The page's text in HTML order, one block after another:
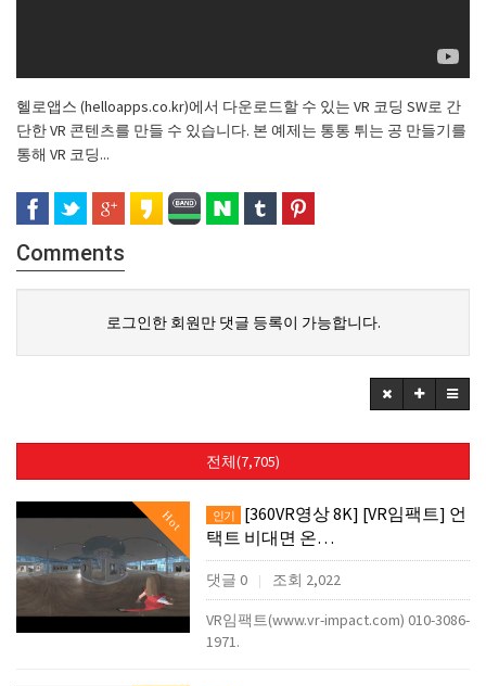
헬로앱스 (helloapps.co.kr)에서 다운로드할 수 있는 VR 코딩 SW로 간
단한 VR 콘텐츠를 만들 수 있습니다. 본 예제는 통통 튀는 공 만들기를
통해 VR 코딩...
Comments
로그인한 회원만 댓글 등록이 가능합니다.
전체(7,705)
Hot 인기
[360VR영상 8K] [VR임팩트] 언
택트 비대면 온…
댓글 0 조회 2,022
VR임팩트(www.vr-impact.com) 010-3086-
1971.